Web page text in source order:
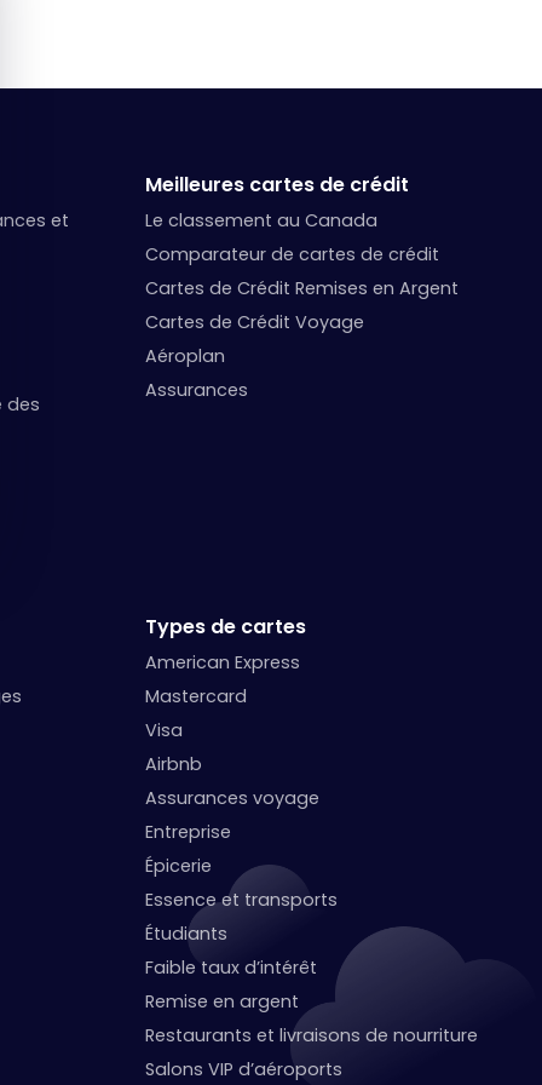
et
des
Meilleures cartes de crédit
Le classement au Canada
Comparateur de cartes de crédit
Cartes de Crédit Remises en Argent
Cartes de Crédit Voyage
Aéroplan
Assurances
Types de cartes
American Express
Mastercard
Visa
Airbnb
Assurances voyage
Entreprise
Épicerie
Essence et transports
Étudiants
Faible taux d’intérêt
Remise en argent
Restaurants et livraisons de nourriture
Salons VIP d’aéroports